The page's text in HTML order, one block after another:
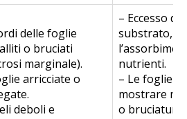
delle foglie
o bruciati
marginale).
arricciate o
deboli e
– Eccesso di
substrato,
nutrienti.
– Le foglie
mostrare
o bruciature.